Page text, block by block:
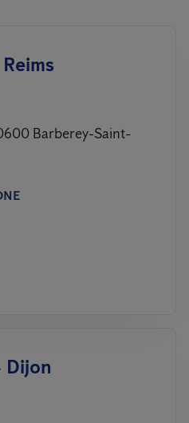
Barberey-Saint-
Dijon